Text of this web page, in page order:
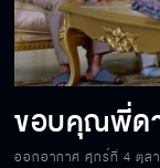
ขอบคุณพี่ด
ออกอากาศ ศุกร์ที่ 4 ตุล